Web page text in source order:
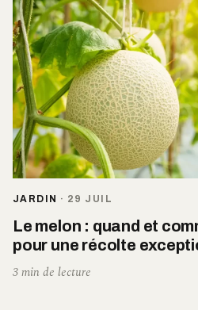
JARDIN · 29 JUIL
Le melon : quand et
pour une récolte
3 min de lecture